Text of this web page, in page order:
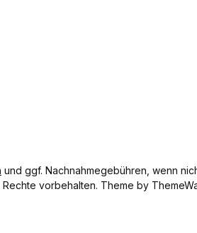
und ggf. Nachnahmegebühren, wenn
vorbehalten. Theme by